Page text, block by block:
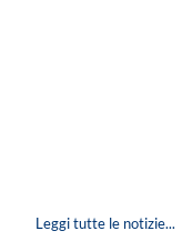
Leggi tutte le notizie...